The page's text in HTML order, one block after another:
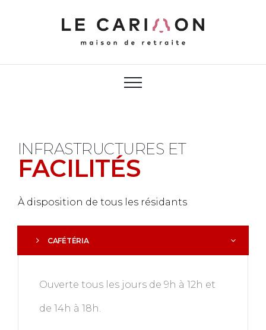
INFRASTRUCTURES ET
FACILITÉS
À disposition de tous les résidants
CAFÉTÉRIA
Ouverte tous les jours de 9h à 12h et
de 14h à 18h.